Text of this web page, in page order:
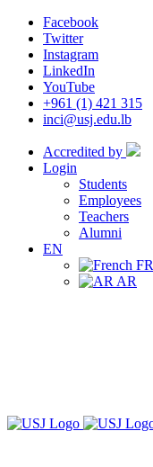
Facebook
Twitter
Instagram
LinkedIn
YouTube
+961 (1) 421 315
inci@usj.edu.lb
Accredited by
Login
Students
Employees
Teachers
Alumni
EN
FR
AR